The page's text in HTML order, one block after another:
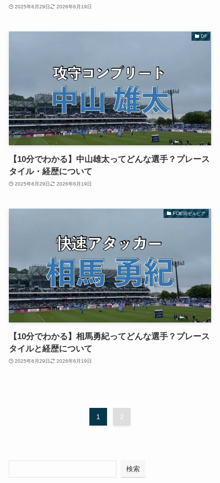
2025年6月29日 2026年6月19日
DF
【10分でわかる】中山雄太ってどんな選手？プレース
タイル・経歴について
2025年6月29日 2026年6月19日
FC町田ゼルビア
【10分でわかる】相馬勇紀ってどんな選手？プレース
タイルと経歴について
2025年6月29日 2026年6月19日
1 2
検索